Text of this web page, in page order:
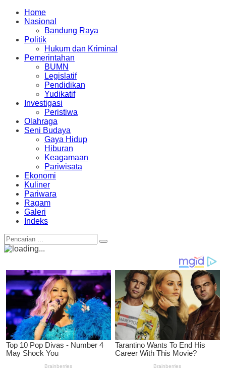
Home
Nasional
Bandung Raya
Politik
Hukum dan Kriminal
Pemerintahan
BUMN
Legislatif
Pendidikan
Yudikatif
Investigasi
Peristiwa
Olahraga
Seni Budaya
Gaya Hidup
Hiburan
Keagamaan
Pariwisata
Ekonomi
Kuliner
Pariwara
Ragam
Galeri
Indeks